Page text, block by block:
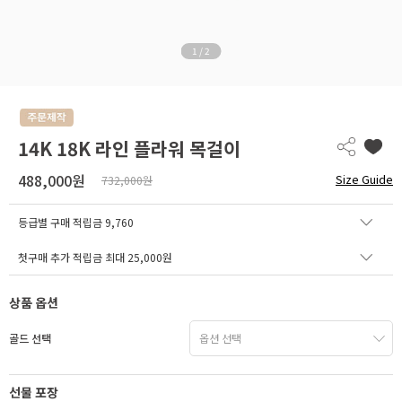
1 /2
14K 18K 라인 플라워 목걸이
488,000원 732,000원 Size Guide
등급별 구매 적립금 9,760
첫구매 추가 적립금 최대 25,000원
상품 옵션
골드 선택
선물 포장